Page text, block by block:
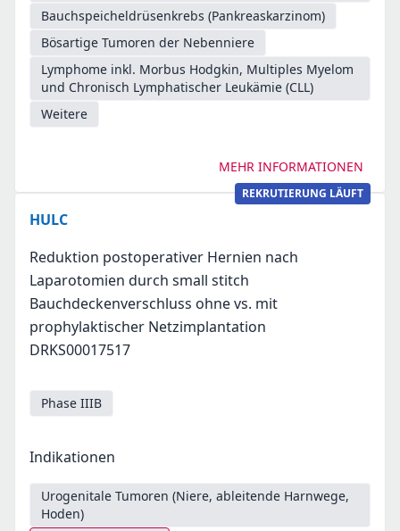
Bauchspeicheldrüsenkrebs (Pankreaskarzinom)
Bösartige Tumoren der Nebenniere
Lymphome inkl. Morbus Hodgkin, Multiples Myelom
und Chronisch Lymphatischer Leukämie (CLL)
Weitere
MEHR INFORMATIONEN
REKRUTIERUNG LÄUFT
HULC
Reduktion postoperativer Hernien nach
Laparotomien durch small stitch
Bauchdeckenverschluss ohne vs. mit
prophylaktischer Netzimplantation
DRKS00017517
Phase IIIB
Indikationen
Urogenitale Tumoren (Niere, ableitende Harnwege,
Hoden)